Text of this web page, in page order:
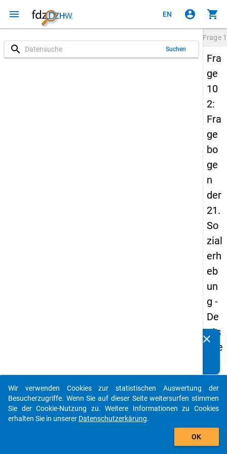
menu EN account_circle shopping_cart
search Suchen
Frage
Fra
ge
10
2:
Fra
ge
bo
ge
n
der
21.
So
zial
erh
eb
un
g -
De
uts
che
d
Bil
du
clear
auto_stories
add_shopping_cart
Wir verwenden Cookies zur statistischen Auswertung der
Besucherzugriffe. Wenn Sie auf dieser Seite weitersurfen stimmen
Sie der Cookie-Nutzung zu. Weitere Informationen zu Cookies
erhalten Sie in unserer Datenschutzerkärung.
OK